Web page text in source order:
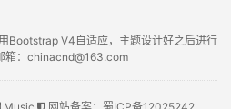
Bootstrap V4自适应，主题设计好之后进行
箱：chinacnd@163.com